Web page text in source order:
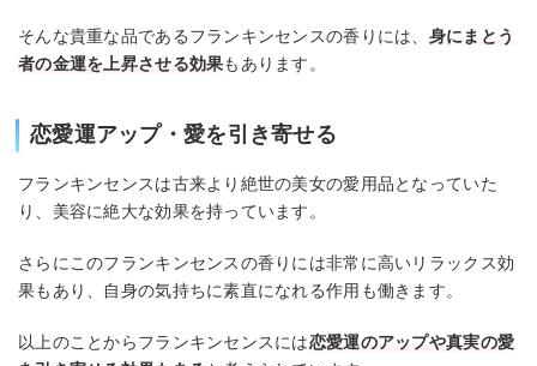
そんな貴重な品であるフランキンセンスの香りには、 身にまとう
者の金運を上昇させる効果もあります。
恋愛運アップ・愛を引き寄せる
フランキンセンスは古来より絶世の美女の愛用品となっていた
り、美容に絶大な効果を持っています。
さらにこのフランキンセンスの香りには非常に高いリラックス効
果もあり、自身の気持ちに素直になれる作用も働きます。
以上のことからフランキンセンスには恋愛運のアップや真実の愛